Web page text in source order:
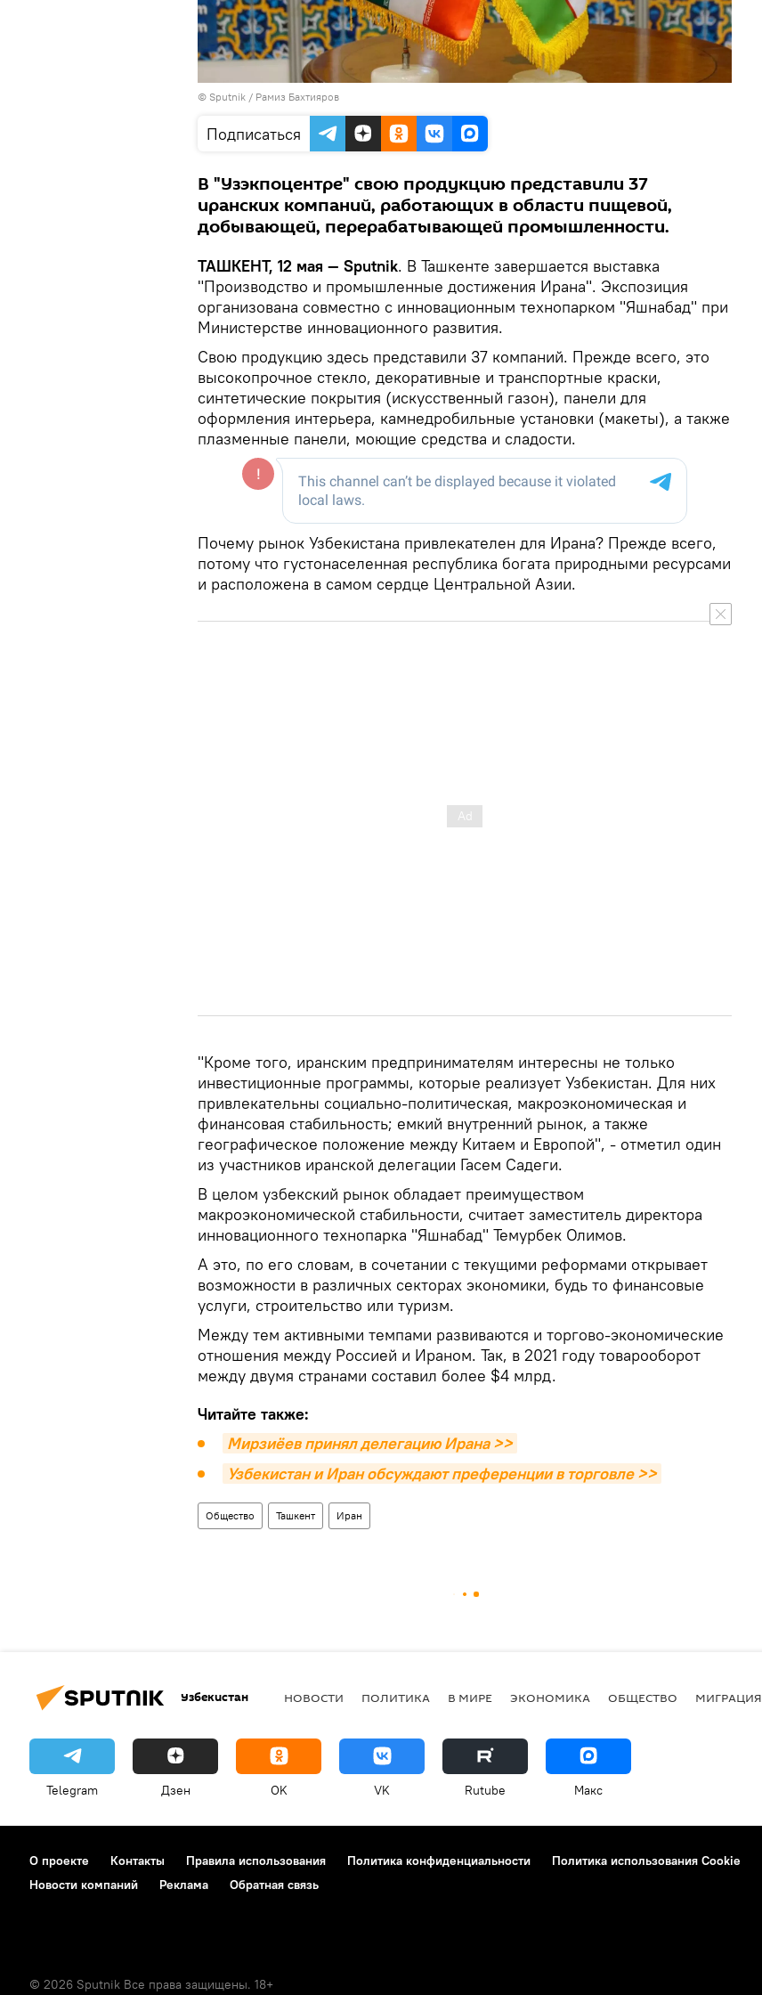
© Sputnik / Рамиз Бахтияров
Подписаться
В "Узэкпоцентре" свою продукцию представили 37
иранских компаний, работающих в области пищевой,
добывающей, перерабатывающей промышленности.
ТАШКЕНТ, 12 мая — Sputnik. В Ташкенте завершается выставка
"Производство и промышленные достижения Ирана". Экспозиция
организована совместно с инновационным технопарком "Яшнабад" при
Министерстве инновационного развития.
Свою продукцию здесь представили 37 компаний. Прежде всего, это
высокопрочное стекло, декоративные и транспортные краски,
синтетические покрытия (искусственный газон), панели для
оформления интерьера, камнедробильные установки (макеты), а также
плазменные панели, моющие средства и сладости.
Почему рынок Узбекистана привлекателен для Ирана? Прежде всего,
потому что густонаселенная республика богата природными ресурсами
и расположена в самом сердце Центральной Азии.
"Кроме того, иранским предпринимателям интересны не только
инвестиционные программы, которые реализует Узбекистан. Для них
привлекательны социально-политическая, макроэкономическая и
финансовая стабильность; емкий внутренний рынок, а также
географическое положение между Китаем и Европой", - отметил один
из участников иранской делегации Гасем Садеги.
В целом узбекский рынок обладает преимуществом
макроэкономической стабильности, считает заместитель директора
инновационного технопарка "Яшнабад" Темурбек Олимов.
А это, по его словам, в сочетании с текущими реформами открывает
возможности в различных секторах экономики, будь то финансовые
услуги, строительство или туризм.
Между тем активными темпами развиваются и торгово-экономические
отношения между Россией и Ираном. Так, в 2021 году товарооборот
между двумя странами составил более $4 млрд.
Читайте также:
Мирзиёев принял делегацию Ирана >>
Узбекистан и Иран обсуждают преференции в торговле >>
Общество Ташкент Иран
Узбекистан НОВОСТИ ПОЛИТИКА В МИРЕ ЭКОНОМИКА ОБЩЕСТВО МИГРАЦИЯ
Telegram Дзен OK VK Rutube Макс
О проекте Контакты Правила использования Политика конфиденциальности Политика использования Cookie
Новости компаний
Реклама Обратная связь
© 2026 Sputnik Все права защищены. 18+